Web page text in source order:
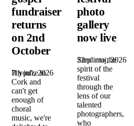
fundraiser
returns
on 2nd
October
7th juli, 2026
If you're in
Cork and
can't get
enough of
choral
music, we're
photo
gallery
now live
22nd maj, 2026
Step into the
spirit of the
festival
through the
lens of our
talented
photographers,
who